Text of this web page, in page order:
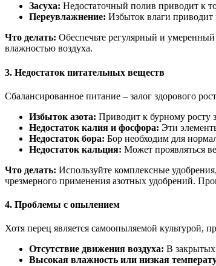
Засуха: Недостаточный полив приводит к
Переувлажнение: Избыток влаги приводит
Что делать: Обеспечьте регулярный и
влажностью воздуха.
3. Недостаток питательных веществ
Сбалансированное питание – залог здорового
Избыток азота: Приводит к бурному росту
Недостаток калия и фосфора: Эти
Недостаток бора: Бор необходим для
Недостаток кальция: Может проявляться
Что делать: Используйте комплексные
чрезмерного применения азотных удобрений.
4. Проблемы с опылением
Хотя перец является самоопыляемой культурой,
Отсутствие движения воздуха: В закрытых
Высокая влажность или низкая